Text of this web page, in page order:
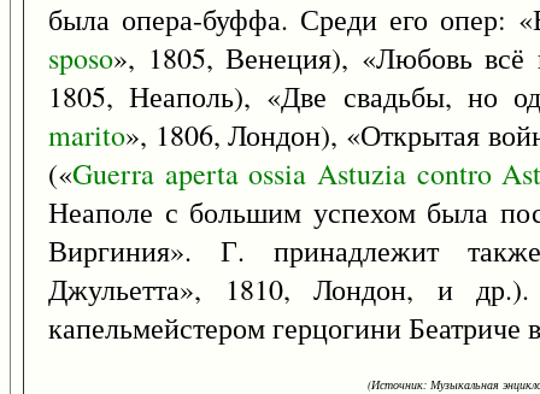
была опера-буффа. Среди его опер:
sposo», 1805, Венеция), «Любовь всё
1805, Неаполь), «Две свадьбы, но
marito», 1806, Лондон), «Открытая
(«Guerra aperta ossia Astuzia contro
Неаполе с большим успехом была
Виргиния». Г. принадлежит
Джульетта», 1810, Лондон, и
капельмейстером герцогини Беатриче
(Источник: Музыкальная